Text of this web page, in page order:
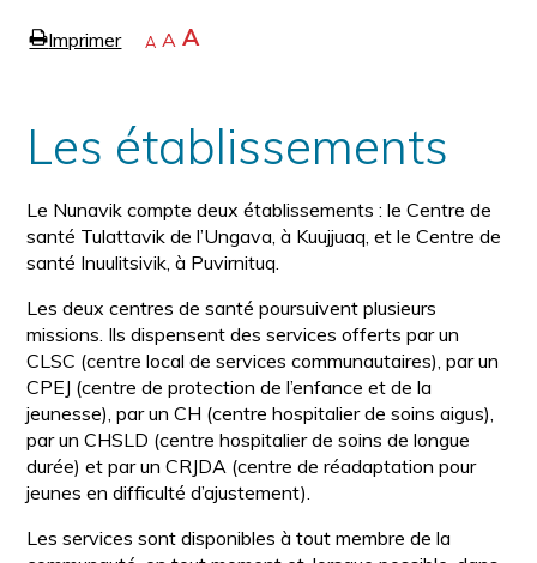
eImprimerpageRétrécir
A Revenir
de
police
normale
A Agrandir
A
Les établissements
Le Nunavik compte deux établissements : le Centre de
santé Tulattavik de l’Ungava, à Kuujjuaq, et le Centre de
santé Inuulitsivik, à Puvirnituq.
Les deux centres de santé poursuivent plusieurs
missions. Ils dispensent des services offerts par un
CLSC (centre local de services communautaires), par un
CPEJ (centre de protection de l’enfance et de la
jeunesse), par un CH (centre hospitalier de soins aigus),
par un CHSLD (centre hospitalier de soins de longue
durée) et par un CRJDA (centre de réadaptation pour
jeunes en difficulté d’ajustement).
Les services sont disponibles à tout membre de la